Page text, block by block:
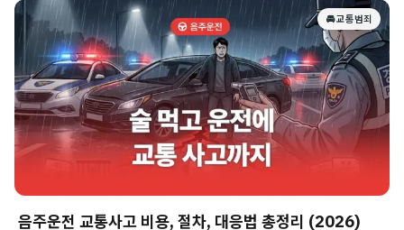
🚘 교통범죄
음주운전 교통사고 비용, 절차, 대응법 총정리 (2026)